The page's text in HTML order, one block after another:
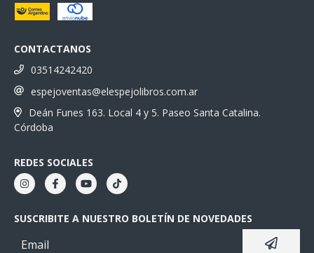
CONTACTANOS
03514242420
espejoventas@elespejolibros.com.ar
Deán Funes 163. Local 4 y 5. Paseo Santa Catalina.
Córdoba
REDES SOCIALES
SUSCRIBITE A NUESTRO BOLETÍN DE NOVEDADES